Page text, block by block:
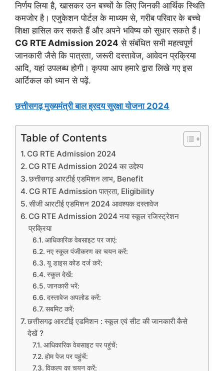
निर्णय लिया है, खासकर उन बच्चों के लिए जिनकी आर्थिक स्थिति
कमजोर है। एजुकेशन पोर्टल के माध्यम से, गरीब परिवार के बच्चे
शिक्षा हासिल कर सकते हैं और अपने भविष्य को सुधार सकते हैं।
CG RTE Admission 2024 से संबंधित सभी महत्वपूर्ण
जानकारी जैसे कि पात्रता, जरूरी दस्तावेज, आवेदन प्रक्रिया
आदि, यहां उपलब्ध होगी। कृपया आप हमारे द्वारा लिखे गए इस
आर्टिकल को ध्यान से पढ़ें.
छत्तीसगढ़ मुख्यमंत्री बाल ह्रदय सुरक्षा योजना 2024
Table of Contents
CG RTE Admission 2024
CG RTE Admission 2024 का उद्देश्य
छत्तीसगढ़ आरटीई एडमिशन लाभ, Benefit
CG RTE Admission पात्रता, Eligibility
सीजी आरटीई एडमिशन 2024 आवश्यक दस्तावेज
CG RTE Admission 2024 नया स्कूल रजिस्ट्रेशन
प्रक्रिया
आधिकारिक वेबसाइट पर जाएं:
नए स्कूल पंजीकरण का चयन करें:
यू डाइस कोड दर्ज करें:
स्कूल देखें:
जानकारी भरें:
दस्तावेज अपलोड करें:
सबमिट करें:
छत्तीसगढ़ आरटीई एडमिशन : स्कूल एवं सीट की जानकारी कैसे
देखें ?
आधिकारिक वेबसाइट पर पहुंचें:
होम पेज पर पहुंचें:
विकल्प का चयन करें: